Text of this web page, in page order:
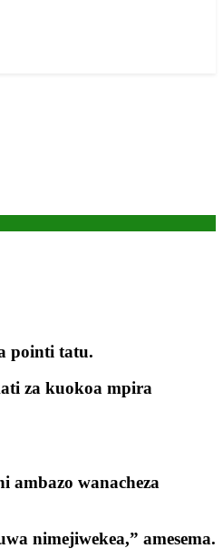
pointi tatu.
za kuokoa mpira
ambazo wanacheza
nimejiwekea,” amesema.